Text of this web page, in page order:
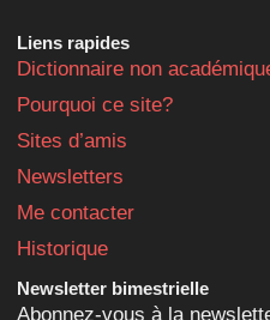
Liens rapides
Dictionnaire non
Pourquoi ce site?
Sites d’amis
Newsletters
Me contacter
Historique
Newsletter bimestrielle
Abonnez-vous à la